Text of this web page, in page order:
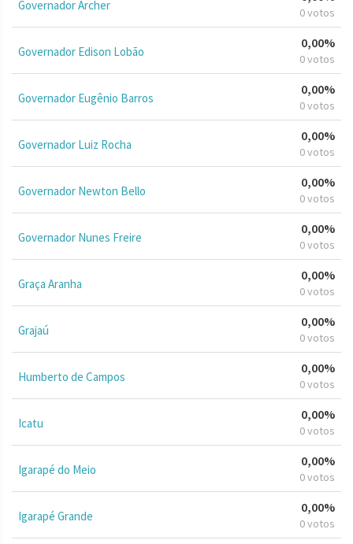
Governador Archer 0 votos
Governador Edison Lobão
0,00%
0 votos
Governador Eugênio Barros
0,00%
0 votos
Governador Luiz Rocha
0,00%
0 votos
Governador Newton Bello
0,00%
0 votos
Governador Nunes Freire
0,00%
0 votos
Graça Aranha
0,00%
0 votos
Grajaú
0,00%
0 votos
Humberto de Campos
0,00%
0 votos
Icatu
0,00%
0 votos
Igarapé do Meio
0,00%
0 votos
Igarapé Grande
0,00%
0 votos